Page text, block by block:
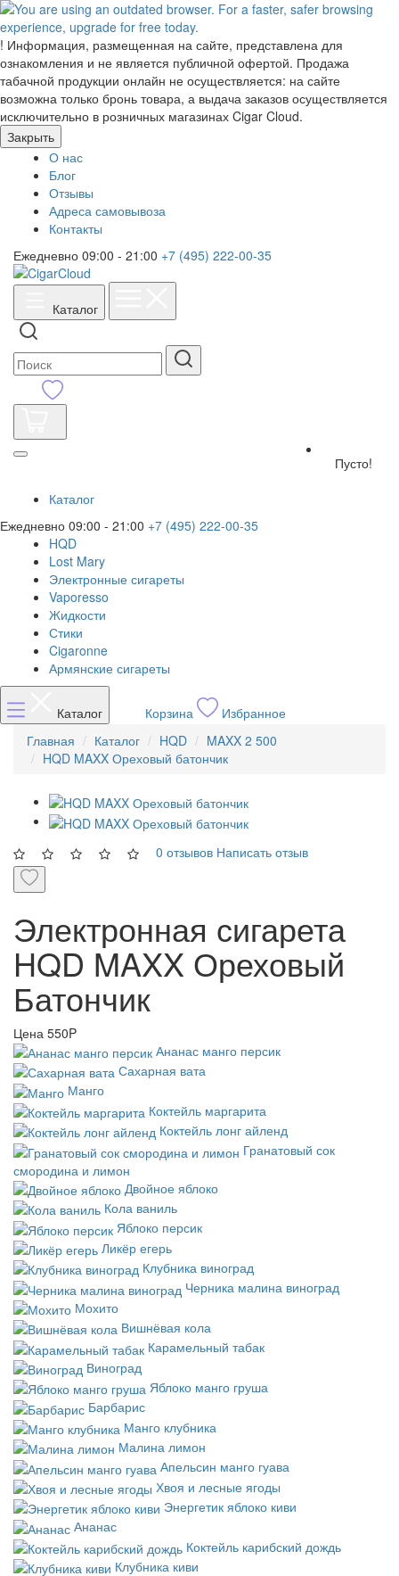
! Информация, размещенная на сайте, представлена для
ознакомления и не является публичной офертой. Продажа
табачной продукции онлайн не осуществляется: на сайте
возможна только бронь товара, а выдача заказов осуществляется
исключительно в розничных магазинах Cigar Cloud.
Закрыть
О нас
Блог
Отзывы
Адреса самовывоза
Контакты
Ежедневно 09:00 - 21:00 +7 (495) 222-00-35
Каталог
Пусто!
Каталог
Ежедневно 09:00 - 21:00 +7 (495) 222-00-35
HQD
Lost Mary
Электронные сигареты
Vaporesso
Жидкости
Стики
Cigaronne
Армянские сигареты
Каталог Корзина
Избранное
Главная
Каталог HQD
MAXX 2 500
HQD MAXX Ореховый батончик
0 отзывов Написать отзыв
Электронная сигарета
HQD MAXX Ореховый
Батончик
Цена 550P
Ананас манго персик
Сахарная вата
Манго
Коктейль маргарита
Коктейль лонг айленд
Гранатовый сок
смородина и лимон
Двойное яблоко
Кола ваниль
Яблоко персик
Ликёр егерь
Клубника виноград
Черника малина виноград
Мохито
Вишнёвая кола
Карамельный табак
Виноград
Яблоко манго груша
Барбарис
Манго клубника
Малина лимон
Апельсин манго гуава
Хвоя и лесные ягоды
Энергетик яблоко киви
Ананас
Коктейль карибский дождь
Клубника киви